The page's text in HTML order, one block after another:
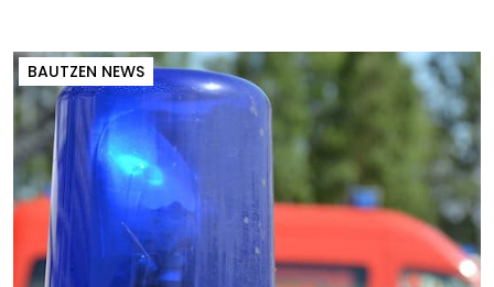
BAUTZEN NEWS